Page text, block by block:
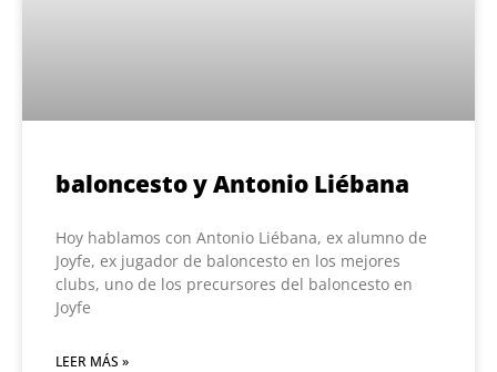
baloncesto y Antonio Liébana
Hoy hablamos con Antonio Liébana, ex alumno de
Joyfe, ex jugador de baloncesto en los mejores
clubs, uno de los precursores del baloncesto en
Joyfe
LEER MÁS »